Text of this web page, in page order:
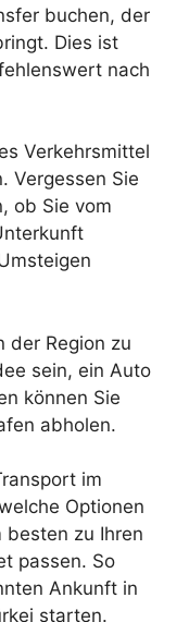
buchen, der
Dies ist
nach
Verkehrsmittel
Vergessen Sie
ob Sie vom
der Region zu
sein, ein Auto
können Sie
abholen.
im
Optionen
zu Ihren
passen. So
Ankunft in
starten.